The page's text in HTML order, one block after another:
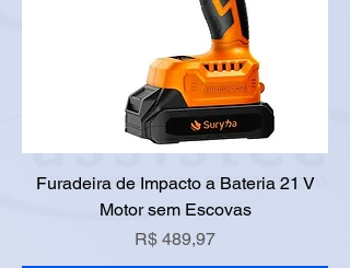
Furadeira de Impacto a Bateria 21 V
Motor sem Escovas
Preço
R$ 489,97